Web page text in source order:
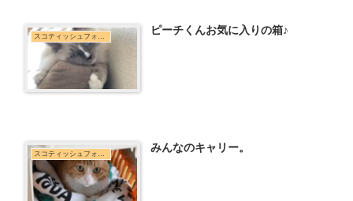
スコティッシュフォールド ピーチくんお気に入りの箱♪
みんなのキャリー。